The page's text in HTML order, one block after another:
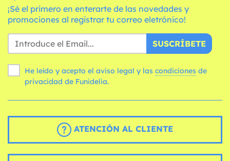
¡Sé el primero en enterarte de las novedades y
promociones al registrar tu correo eletrónico!
SUSCRÍBETE
He leído y acepto el aviso legal y las condiciones
privacidad de Funidelia.
ATENCIÓN AL CLIENTE